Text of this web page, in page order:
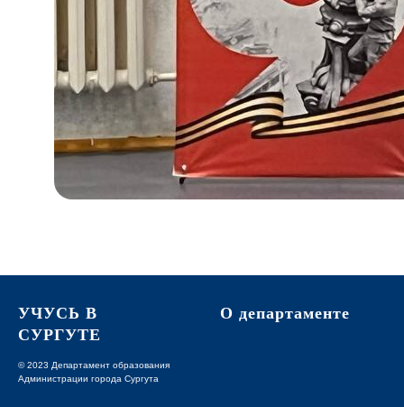
УЧУСЬ В
СУРГУТЕ
© 2023 Департамент образования
Администрации города Сургута
О департаменте